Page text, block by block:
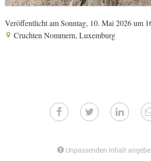
Veröffentlicht am Sonntag, 10. Mai 2026 um
Cruchten Nommern, Luxemburg
Unpassenden Inhalt